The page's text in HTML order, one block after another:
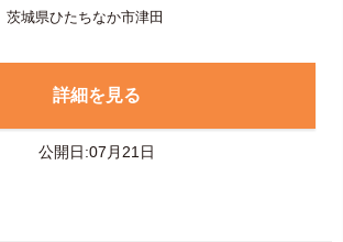
茨城県ひたちなか市津田
詳細を見る
公開日:07月21日